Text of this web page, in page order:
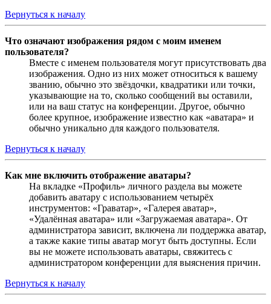
Вернуться к началу
Что означают изображения рядом с моим именем
пользователя?
Вместе с именем пользователя могут присутствовать два
изображения. Одно из них может относиться к вашему
званию, обычно это звёздочки, квадратики или точки,
указывающие на то, сколько сообщений вы оставили,
или на ваш статус на конференции. Другое, обычно
более крупное, изображение известно как «аватара» и
обычно уникально для каждого пользователя.
Вернуться к началу
Как мне включить отображение аватары?
На вкладке «Профиль» личного раздела вы можете
добавить аватару с использованием четырёх
инструментов: «Граватар», «Галерея аватар»,
«Удалённая аватара» или «Загружаемая аватара». От
администратора зависит, включена ли поддержка аватар,
а также какие типы аватар могут быть доступны. Если
вы не можете использовать аватары, свяжитесь с
администратором конференции для выяснения причин.
Вернуться к началу